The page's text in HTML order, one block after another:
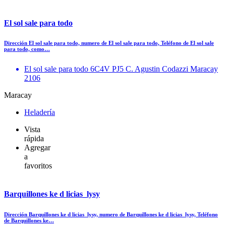
El sol sale para todo
Dirección El sol sale para todo, numero de El sol sale para todo, Teléfono de El sol sale
para todo, como…
El sol sale para todo 6C4V PJ5 C. Agustin Codazzi Maracay
2106
Maracay
Heladería
Vista
rápida
Agregar
a
favoritos
Barquillones ke d licias_lysy
Dirección Barquillones ke d licias_lysy, numero de Barquillones ke d licias_lysy, Teléfono
de Barquillones ke…